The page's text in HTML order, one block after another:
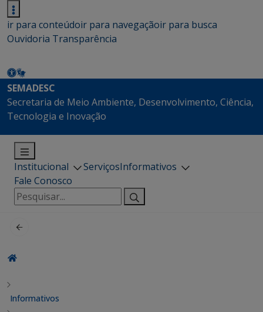
ir para conteúdoir para navegaçãoir para busca
Ouvidoria Transparência
SEMADESC
Secretaria de Meio Ambiente, Desenvolvimento, Ciência,
Tecnologia e Inovação
Institucional ServiçosInformativos
Fale Conosco
Pesquisar
por:
Informativos